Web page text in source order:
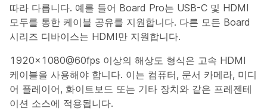
따라 다릅니다. 예를 들어 Board Pro는 USB-C 및 HDMI
모두를 통한 케이블 공유를 지원합니다. 다른 모든 Board
시리즈 디바이스는 HDMI만 지원합니다.
1920×1080@60fps 이상의 해상도 형식은 고속 HDMI
케이블을 사용해야 합니다. 이는 컴퓨터, 문서 카메라, 미디
어 플레이어, 화이트보드 또는 기타 장치와 같은 프레젠테
이션 소스에 적용됩니다.